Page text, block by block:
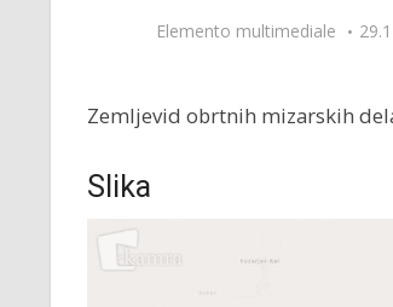
Elemento multimediale
Zemljevid obrtnih mizarskih
Slika